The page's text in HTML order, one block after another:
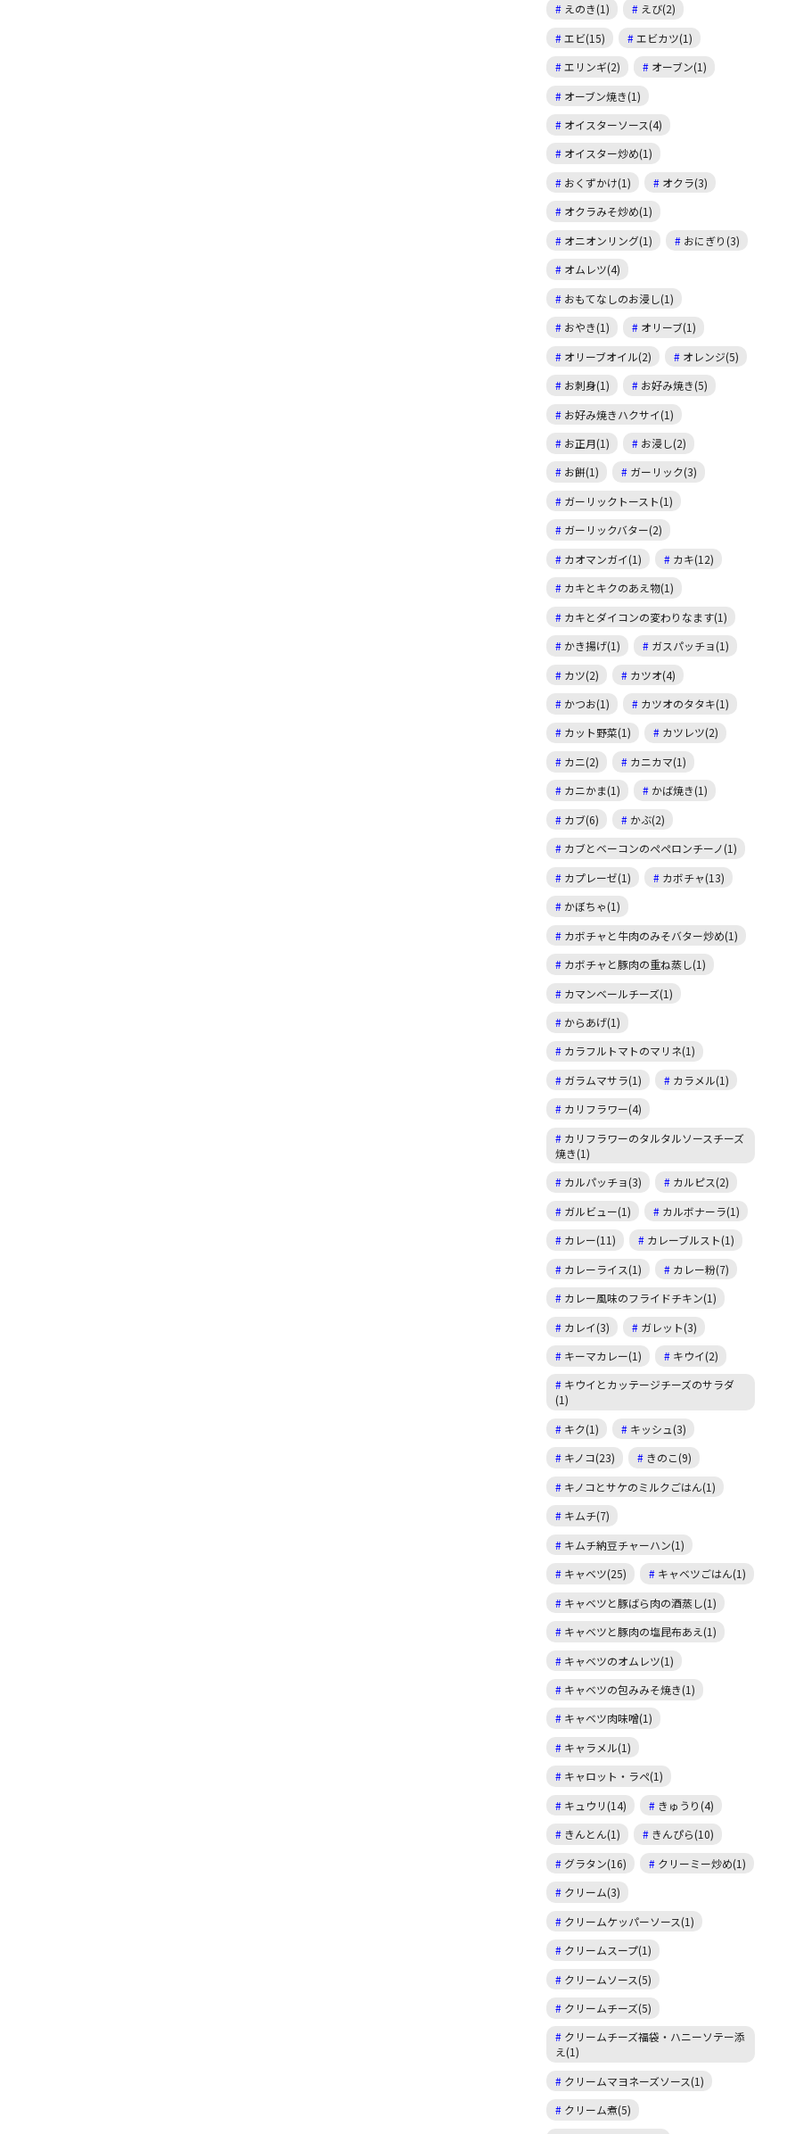
えのき(1)
えび(2)
エビ(15)
エビカツ(1)
エリンギ(2)
オーブン(1)
オーブン焼き(1)
オイスターソース(4)
オイスター炒め(1)
おくずかけ(1)
オクラ(3)
オクラみそ炒め(1)
オニオンリング(1)
おにぎり(3)
オムレツ(4)
おもてなしのお浸し(1)
おやき(1)
オリーブ(1)
オリーブオイル(2)
オレンジ(5)
お刺身(1)
お好み焼き(5)
お好み焼きハクサイ(1)
お正月(1)
お浸し(2)
お餅(1)
ガーリック(3)
ガーリックトースト(1)
ガーリックバター(2)
カオマンガイ(1)
カキ(12)
カキとキクのあえ物(1)
カキとダイコンの変わりなます(1)
かき揚げ(1)
ガスパッチョ(1)
カツ(2)
カツオ(4)
かつお(1)
カツオのタタキ(1)
カット野菜(1)
カツレツ(2)
カニ(2)
カニカマ(1)
カニかま(1)
かば焼き(1)
カブ(6)
かぶ(2)
カブとベーコンのペペロンチーノ(1)
カプレーゼ(1)
カボチャ(13)
かぼちゃ(1)
カボチャと牛肉のみそバター炒め(1)
カボチャと豚肉の重ね蒸し(1)
カマンベールチーズ(1)
からあげ(1)
カラフルトマトのマリネ(1)
ガラムマサラ(1)
カラメル(1)
カリフラワー(4)
カリフラワーのタルタルソースチーズ
焼き(1)
カルパッチョ(3)
カルピス(2)
ガルビュー(1)
カルボナーラ(1)
カレー(11)
カレーブルスト(1)
カレーライス(1)
カレー粉(7)
カレー風味のフライドチキン(1)
カレイ(3)
ガレット(3)
キーマカレー(1)
キウイ(2)
キウイとカッテージチーズのサラダ
(1)
キク(1)
キッシュ(3)
キノコ(23)
きのこ(9)
キノコとサケのミルクごはん(1)
キムチ(7)
キムチ納豆チャーハン(1)
キャベツ(25)
キャベツごはん(1)
キャベツと豚ばら肉の酒蒸し(1)
キャベツと豚肉の塩昆布あえ(1)
キャベツのオムレツ(1)
キャベツの包みみそ焼き(1)
キャベツ肉味噌(1)
キャラメル(1)
キャロット・ラペ(1)
キュウリ(14)
きゅうり(4)
きんとん(1)
きんぴら(10)
グラタン(16)
クリーミー炒め(1)
クリーム(3)
クリームケッパーソース(1)
クリームスープ(1)
クリームソース(5)
クリームチーズ(5)
クリームチーズ福袋・ハニーソテー添
え(1)
クリームマヨネーズソース(1)
クリーム煮(5)